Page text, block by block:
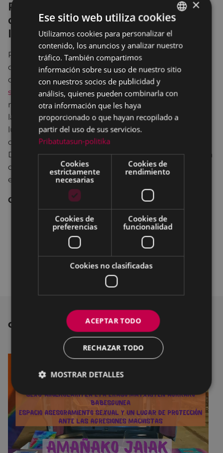
Programa de actividades en el marco
de las celebraciones del Día
Internacional de la Mujer
Por otro lado, el departamento de Igualdad, junto
con diversas entidades y asociaciones de la
ciudad, ha organizado una serie deactividades que
se desarrollarán a lo largo del mes de marzo
marco de las celebraciones del Día Internacional de
la Mujer. Sin ir más lejos, esta misma tarde tendrá
lugar la habitual concentración, que se llevará a
cabo plaza de Unzaga, a partir de las 19:00 horas.
Desde el Ayuntamiento de Eibar, se anima a toda la
ciudadanía a tomar parte en la misma, así como en
el resto de actividades organizadas.
Contenidos relacionados:
Declaración institucional con motivo del 8 de
marzo, Día Internacional de las Mujeres
Programa de actividades en el marco de las
celebraciones del Día Internacional de la Mujer
OTRAS NOTICIAS
BASQUE
SPANISH
×
Ese sitio web utiliza cookies
Utilizamos cookies para personalizar el
contenido, los anuncios y analizar nuestro
tráfico. También compartimos
información sobre su uso de nuestro sitio
con nuestros socios de publicidad y
análisis, quienes pueden combinarla con
otra información que les haya
proporcionado o que hayan recopilado a
partir del uso de sus servicios.
Pribatutasun-politika
Cookies
estrictamente
necesarias
Cookies de
rendimiento
Cookies de
preferencias
Cookies de
funcionalidad
Cookies no clasificadas
ACEPTAR TODO
RECHAZAR TODO
MOSTRAR DETALLES